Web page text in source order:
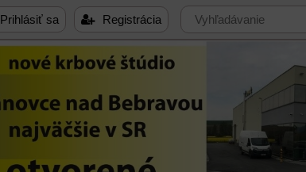
Prihlásiť sa Registrácia